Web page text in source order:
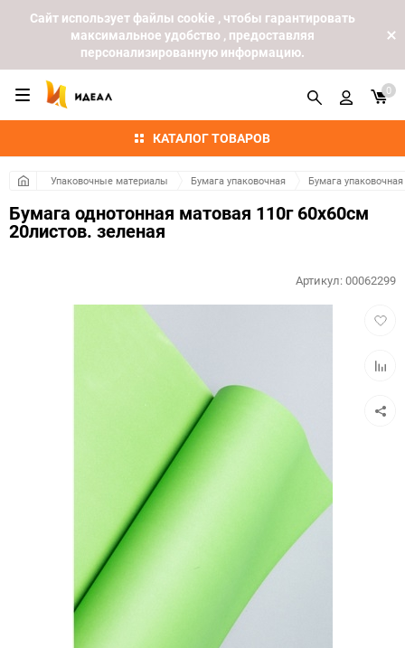
Cайт использует файлы cookie , чтобы гарантировать
максимальное удобство , предоставляя
персонализированную информацию.
КАТАЛОГ ТОВАРОВ
0
Упаковочные материалы Бумага упаковочная Бумага
Бумага однотонная матовая 110г 60х60см
20листов. зеленая
Артикул:00062299